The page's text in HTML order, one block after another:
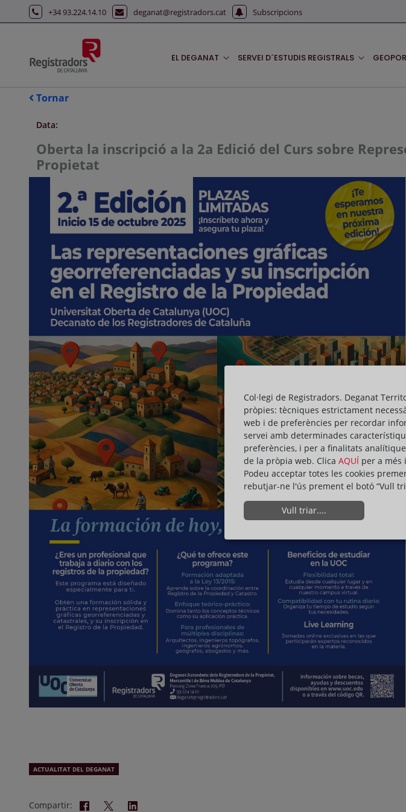
Salta al contingut principal
+34 93.224.14.10 deganat@registradors.cat Subscripcions
EL DEGANAT SERVEI D´ESTUDIS REGISTRALS
Tornar
Data:
Oberta la inscripció a la 2a Edició del Curs sobre
Propietat
ACTUALITAT DEL DEGANAT
Compartir:
Col·legi de Registradors. Deganat
pròpies: tècniques estrictament
web i de preferències per recordar
servei amb determinades
preferències, i per a finalitats
de la pròpia web. Clica AQUÍ per a més
Podeu acceptar totes les cookies
rebutjar-ne l'ús prement el botó “Vull
Vull triar....